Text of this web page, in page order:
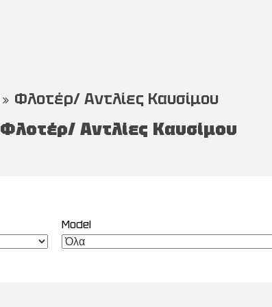
Φλοτέρ/ Αντλίες Καυσίμου
Φλοτέρ/ Αντλίες Καυσίμου
Model